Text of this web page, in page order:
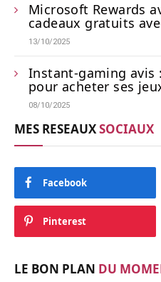
Microsoft Rewards
cadeaux gratuits
13/10/2025
Instant-gaming
pour acheter ses
08/10/2025
MES RESEAUXSOCIAUX
Facebook
Pinterest
LE BON PLAN DU